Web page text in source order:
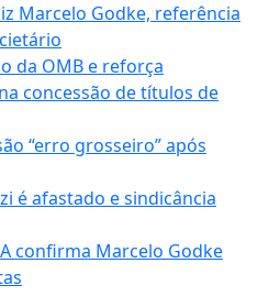
Marcelo Godke, referência
da OMB e reforça
concessão de títulos de
“erro grosseiro” após
é afastado e sindicância
confirma Marcelo Godke